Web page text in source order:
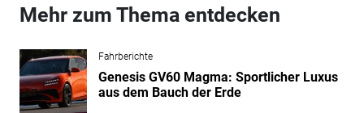
Mehr zum Thema entdecken
Fahrberichte
Genesis GV60 Magma: Sportlicher Luxus
aus dem Bauch der Erde